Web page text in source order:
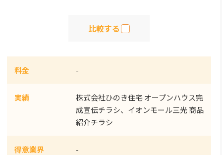
比較する
料金 -
実績
株式会社ひのき住宅 オープンハウス完
成宣伝チラシ、イオンモール三光 商品
紹介チラシ
得意業界 -